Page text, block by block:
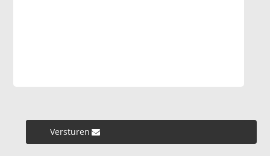
Versturen »